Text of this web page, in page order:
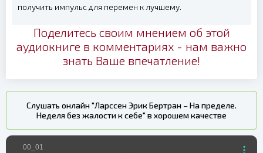
получить импульс для перемен к лучшему.
Поделитесь своим мнением об этой
аудиокниге в комментариях - нам важно
знать Ваше впечатление!
Слушать онлайн "Ларссен Эрик Бертран – На пределе.
Неделя без жалости к себе" в хорошем качестве
00_01